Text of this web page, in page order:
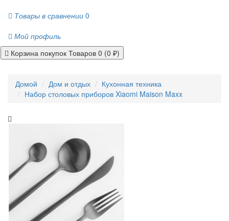
Товары в сравнении 0
Мой профиль
Корзина покупок Товаров 0 (0 ₽)
Домой Дом и отдых
Кухонная техника
Набор столовых приборов Xiaomi Maison Maxx